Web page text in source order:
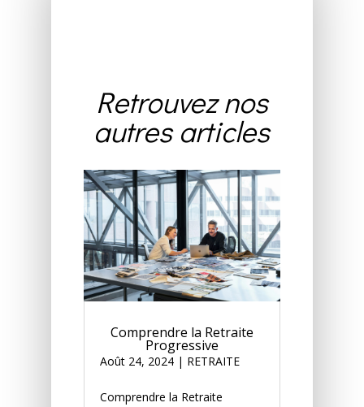
Retrouvez nos
autres articles
Comprendre la Retraite
Progressive
Août 24, 2024| RETRAITE
Comprendre la Retraite